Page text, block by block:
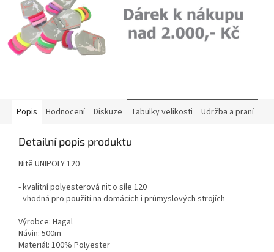
Popis Hodnocení Diskuze Tabulky velikosti Udržba a praní
Detailní popis produktu
Nitě UNIPOLY 120
- kvalitní polyesterová nit o síle 120
- vhodná pro použití na domácích i průmyslových strojích
Výrobce: Hagal
Návin: 500m
Materiál: 100% Polyester